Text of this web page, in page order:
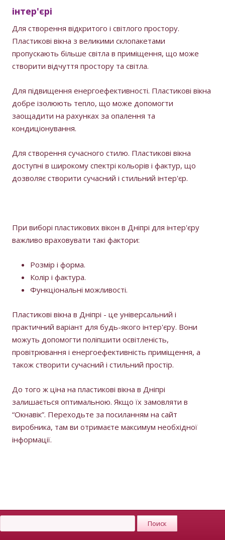
інтер'єрі
Для створення відкритого і світлого простору.
Пластикові вікна з великими склопакетами
пропускають більше світла в приміщення, що може
створити відчуття простору та світла.
Для підвищення енергоефективності. Пластикові вікна
добре ізолюють тепло, що може допомогти
заощадити на рахунках за опалення та
кондиціонування.
Для створення сучасного стилю. Пластикові вікна
доступні в широкому спектрі кольорів і фактур, що
дозволяє створити сучасний і стильний інтер'єр.
При виборі пластикових вікон в Дніпрі для інтер'єру
важливо враховувати такі фактори:
Розмір і форма.
Колір і фактура.
Функціональні можливості.
Пластикові вікна в Дніпрі - це універсальний і
практичний варіант для будь-якого інтер'єру. Вони
можуть допомогти поліпшити освітленість,
провітрювання і енергоефективність приміщення, а
також створити сучасний і стильний простір.
До того ж ціна на пластикові вікна в Дніпрі
залишається оптимальною. Якщо їх замовляти в
“Окнавік”. Переходьте за посиланням на сайт
виробника, там ви отримаєте максимум необхідної
інформації.